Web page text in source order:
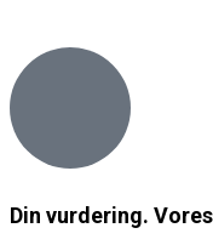
Din vurdering.